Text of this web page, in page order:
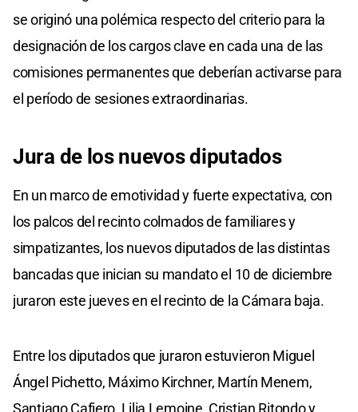
se originó una polémica respecto del criterio para la
designación de los cargos clave en cada una de las
comisiones permanentes que deberían activarse para
el período de sesiones extraordinarias.
Jura de los nuevos diputados
En un marco de emotividad y fuerte expectativa, con
los palcos del recinto colmados de familiares y
simpatizantes, los nuevos diputados de las distintas
bancadas que inician su mandato el 10 de diciembre
juraron este jueves en el recinto de la Cámara baja.
Entre los diputados que juraron estuvieron Miguel
Ángel Pichetto, Máximo Kirchner, Martín Menem,
Santiago Cafiero, Lilia Lemoine, Cristian Ritondo y